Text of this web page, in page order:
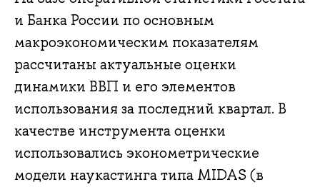
и Банка России по основным
макроэкономическим показателям
рассчитаны актуальные оценки
динамики ВВП и его элементов
использования за последний квартал. В
качестве инструмента оценки
использовались эконометрические
модели наукастинга типа MIDAS (в